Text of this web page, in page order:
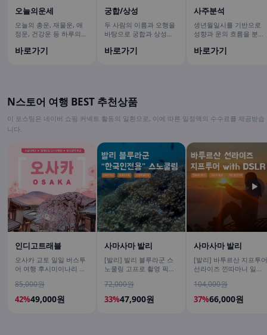
오늘의운세
오늘의 총운, 재물운, 애
정운, 건강운 등 하루의
바로가기
궁합/상성
두 사람의 이름과 오행을
바탕으로 궁합과 상성을
바로가기
사주분석
생년월일시를 기반으로
성향과 운의 흐름을 분석
바로가기
N스토어 여행 BEST 추천상품
이 포스팅은 네이버 쇼핑 커넥트 활동의 일환으로, 이에 따른 일정액의 수수료를 제공받습
니다.
인디고트래블
오사카 교토 일일 버스투
어 여행 후시미이나리 아
철학의길
85,000원
42%49,000원
사마사마 발리
[발리] 발리 블루라군 스
노쿨링 고프로 촬영 픽업
체험 산호 열대어
72,000원
33%47,900원
사마사마 발리
[발리] 바투르산 지프투어
선라이즈 낀따마니 일출
택시투어
104,000원
37%66,000원
▶